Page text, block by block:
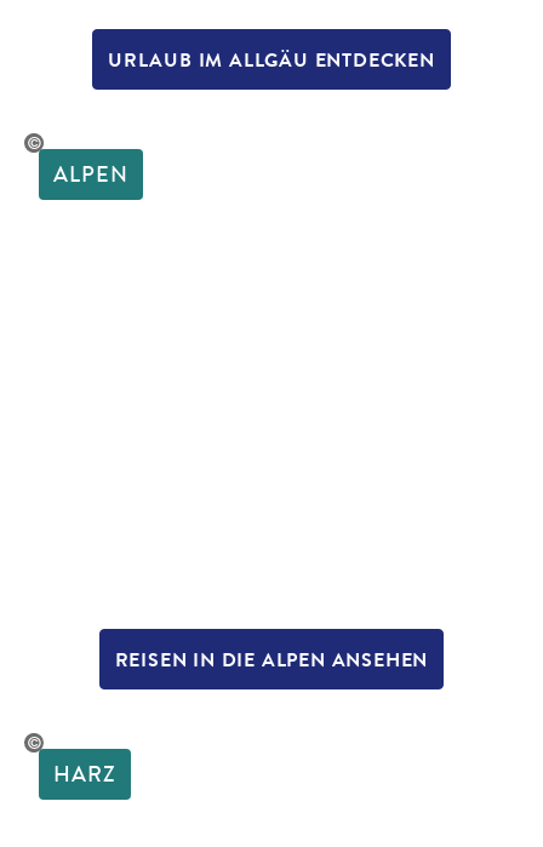
URLAUB IM ALLGÄU ENTDECKEN
- stock.adobe.com
ALPEN
REISEN IN DIE ALPEN ANSEHEN
gty
HARZ